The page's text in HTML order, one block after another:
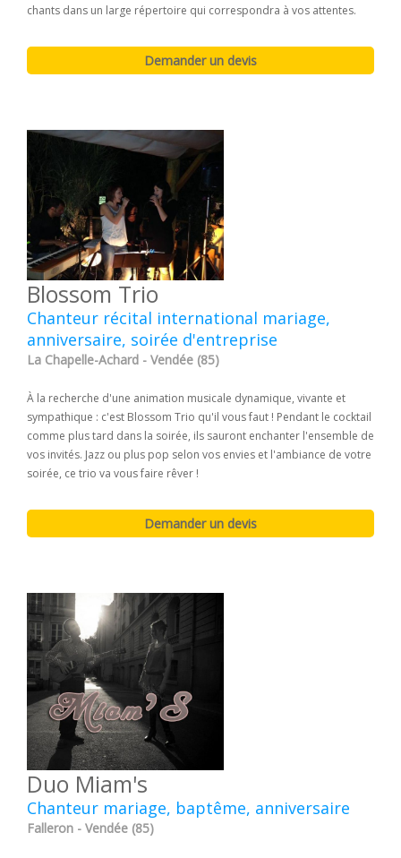
chants dans un large répertoire qui correspondra à vos attentes.
Blossom Trio
Chanteur récital international mariage,
anniversaire, soirée d'entreprise
La Chapelle-Achard - Vendée (85)
À la recherche d'une animation musicale dynamique, vivante et
sympathique : c'est Blossom Trio qu'il vous faut ! Pendant le cocktail
comme plus tard dans la soirée, ils sauront enchanter l'ensemble de
vos invités. Jazz ou plus pop selon vos envies et l'ambiance de votre
soirée, ce trio va vous faire rêver !
Duo Miam's
Chanteur mariage, baptême, anniversaire
Falleron - Vendée (85)